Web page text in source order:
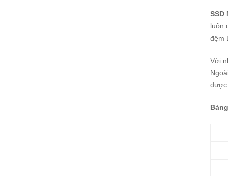
SSD
luôn
đệm
Với
được